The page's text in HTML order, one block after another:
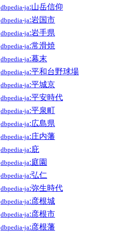
dbpedia-ja:山岳信仰
dbpedia-ja:岩国市
dbpedia-ja:岩手県
dbpedia-ja:常滑焼
dbpedia-ja:幕末
dbpedia-ja:平和台野球場
dbpedia-ja:平城京
dbpedia-ja:平安時代
dbpedia-ja:平泉町
dbpedia-ja:広島県
dbpedia-ja:庄内藩
dbpedia-ja:庇
dbpedia-ja:庭園
dbpedia-ja:弘仁
dbpedia-ja:弥生時代
dbpedia-ja:彦根城
dbpedia-ja:彦根市
dbpedia-ja:彦根藩